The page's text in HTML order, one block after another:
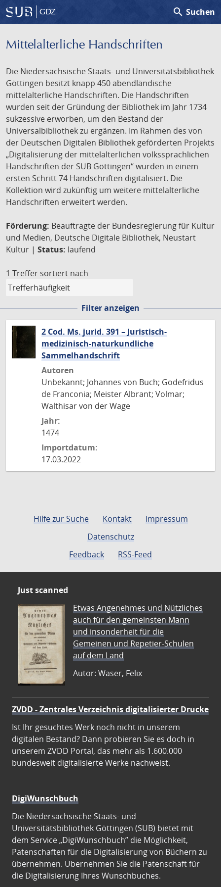
GDZ search Suchen
Mittelalterliche Handschriften
Die Niedersächsische Staats- und Universitätsbibliothek
Göttingen besitzt knapp 450 abendländische
mittelalterliche Handschriften. Die Handschriften
wurden seit der Gründung der Bibliothek im Jahr 1734
sukzessive erworben, um den Bestand der
Universalbibliothek zu ergänzen. Im Rahmen des von
der Deutschen Digitalen Bibliothek geförderten Projekts
„Digitalisierung der mittelalterlichen volkssprachlichen
Handschriften der SUB Göttingen“ wurden in einem
ersten Schritt 74 Handschriften digitalisiert. Die
Kollektion wird zukünftig um weitere mittelalterliche
Handschriften erweitert werden.
Förderung: Beauftragte der Bundesregierung für Kultur
und Medien, Deutsche Digitale Bibliothek, Neustart
Kultur | Status: laufend
1 Treffer sortiert nach
Filter anzeigen
2 Cod. Ms. jurid. 391 – Juristisch-
medizinisch-naturkundliche
Sammelhandschrift
Autoren
Unbekannt; Johannes von Buch; Godefridus
de Franconia; Meister Albrant; Volmar;
Walthisar von der Wage
Jahr:
1474
Importdatum:
17.03.2022
Hilfe zur Suche Kontakt
Impressum
Datenschutz
Feedback
RSS-Feed
Just scanned
Etwas Angenehmes und Nützliches
auch für den gemeinsten Mann
und insonderheit für die
Gemeinen und Repetier-Schulen
auf dem Land
Autor: Waser, Felix
ZVDD - Zentrales Verzeichnis digitalisierter Drucke
Ist Ihr gesuchtes Werk noch nicht in unserem
digitalen Bestand? Dann probieren Sie es doch in
unserem ZVDD Portal, das mehr als 1.600.000
bundesweit digitalisierte Werke nachweist.
DigiWunschbuch
Die Niedersächsische Staats- und
Universitätsbibliothek Göttingen (SUB) bietet mit
dem Service „DigiWunschbuch” die Möglichkeit,
Patenschaften für die Digitalisierung von Büchern zu
übernehmen. Übernehmen Sie die Patenschaft für
die Digitalisierung Ihres Wunschbuches.